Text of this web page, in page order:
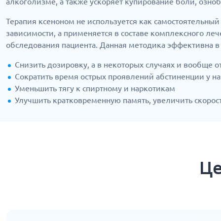
Терапия ксеноном не используется как
зависимости, а применяется в составе комплексного
обследования пациента. Данная методика эффективна в
Снизить дозировку, а в некоторых случаях и вообще
Сократить время острых проявлений абстиненции у
Уменьшить тягу к спиртному и наркотикам
Улучшить кратковременную память, увеличить